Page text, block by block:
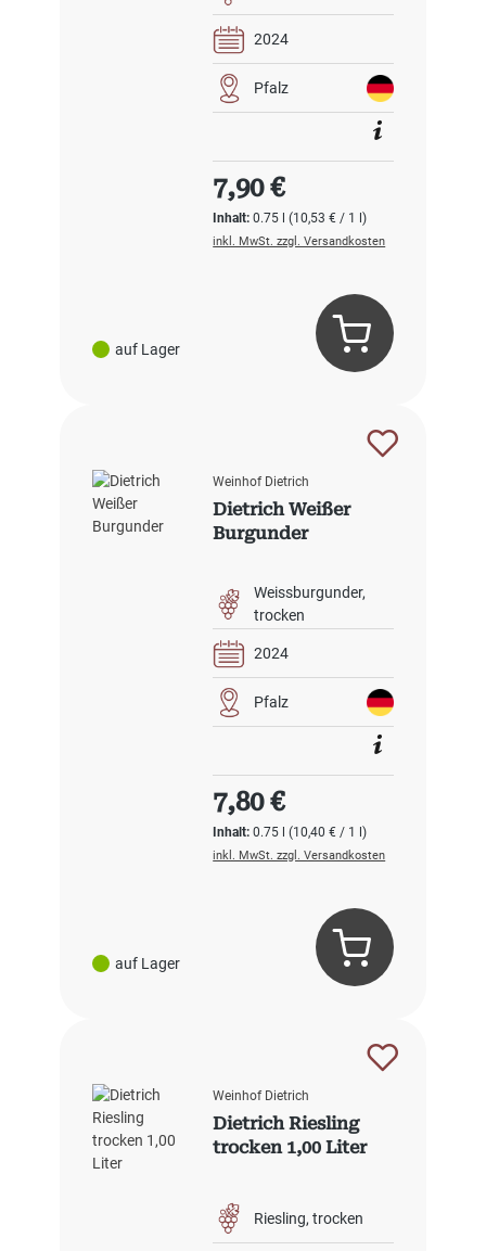
auf Lager
2024
Pfalz
Inhalt:0.75 l(10,53 € / 1 l)
Regulärer Preis:
7,90 €
inkl. MwSt. zzgl. Versandkosten
auf Lager
Weinhof Dietrich
Dietrich Weißer
Burgunder
Weissburgunder
trocken
2024
Pfalz
Inhalt:0.75 l(10,40 € / 1 l)
Regulärer Preis:
7,80 €
inkl. MwSt. zzgl. Versandkosten
Weinhof Dietrich
Dietrich Riesling
trocken 1,00 Liter
Riesling trocken